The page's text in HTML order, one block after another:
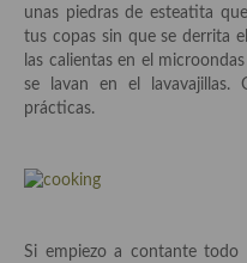
Adobos
Aperitivos
Bocadillos, hamburguesas,
Entrantes y primeros platos
unas piedras de esteatita
tus copas sin que se derrita
las calientas en el
se lavan en el lavavajillas.
prácticas.
Si empiezo a contante